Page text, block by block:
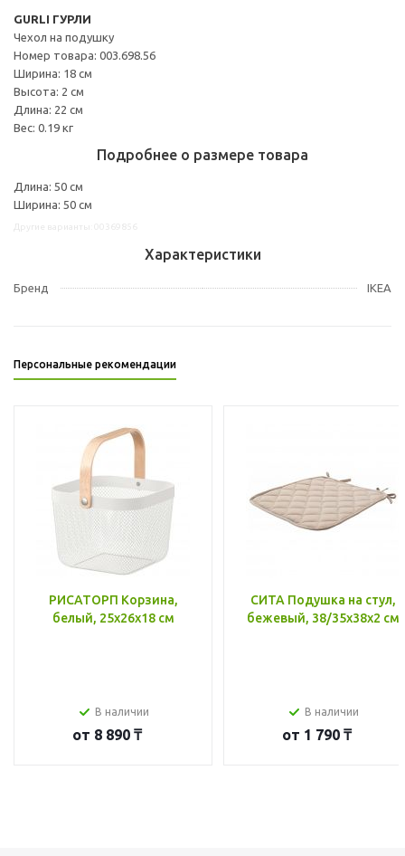
GURLI ГУРЛИ
Чехол на подушку
Номер товара: 003.698.56
Ширина: 18 см
Высота: 2 см
Длина: 22 см
Вес: 0.19 кг
Подробнее о размере товара
Длина: 50 см
Ширина: 50 см
Характеристики
Бренд IKEA
Персональные рекомендации
РИСАТОРП Корзина,
белый, 25x26x18 см
В наличии
от 8 890 ₸
СИТА Подушка на стул,
бежевый, 38/35x38x2 см
В наличии
от 1 790 ₸